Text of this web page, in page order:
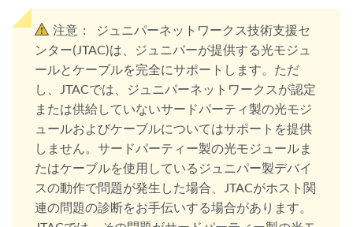
注意：
ジュニパーネットワークス技術支援セ
ンター(JTAC)は、ジュニパーが提供する光モジュ
ールとケーブルを完全にサポートします。ただ
し、JTACでは、ジュニパーネットワークスが認定
または供給していないサードパーティ製の光モジ
ュールおよびケーブルについてはサポートを提供
しません。サードパーティー製の光モジュールま
たはケーブルを使用しているジュニパー製デバイ
スの動作で問題が発生した場合、JTACがホスト関
連の問題の診断をお手伝いする場合があります。